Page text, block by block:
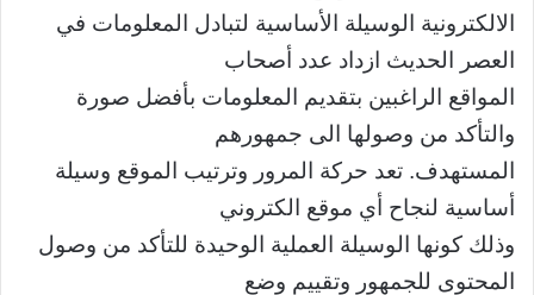
الالكترونية الوسيلة الأساسية لتبادل المعلومات في
العصر الحديث ازداد عدد أصحاب
المواقع الراغبين بتقديم المعلومات بأفضل صورة
والتأكد من وصولها الى جمهورهم
المستهدف. تعد حركة المرور وترتيب الموقع وسيلة
أساسية لنجاح أي موقع الكتروني
وذلك كونها الوسيلة العملية الوحيدة للتأكد من وصول
المحتوى للجمهور وتقييم وضع